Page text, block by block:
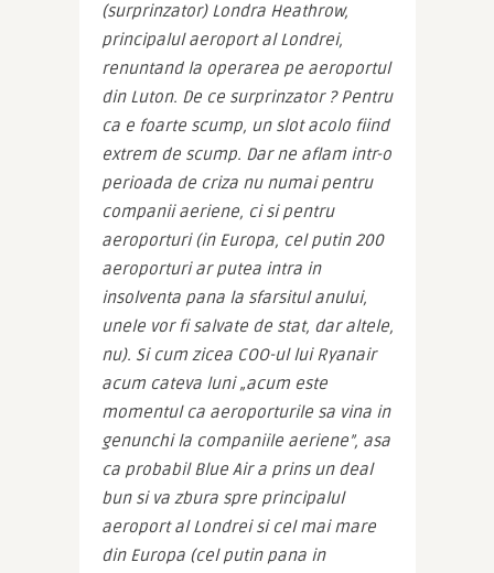
(surprinzator) Londra Heathrow,
principalul aeroport al Londrei,
renuntand la operarea pe aeroportul
din Luton. De ce surprinzator ? Pentru
ca e foarte scump, un slot acolo fiind
extrem de scump. Dar ne aflam intr-o
perioada de criza nu numai pentru
companii aeriene, ci si pentru
aeroporturi (in Europa, cel putin 200
aeroporturi ar putea intra in
insolventa pana la sfarsitul anului,
unele vor fi salvate de stat, dar altele,
nu). Si cum zicea COO-ul lui Ryanair
acum cateva luni „acum este
momentul ca aeroporturile sa vina in
genunchi la companiile aeriene”, asa
ca probabil Blue Air a prins un deal
bun si va zbura spre principalul
aeroport al Londrei si cel mai mare
din Europa (cel putin pana in